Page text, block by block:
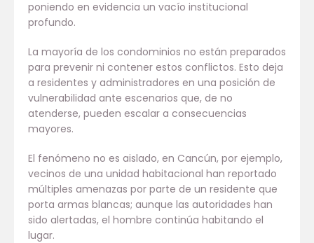
poniendo en evidencia un vacío institucional
profundo.
La mayoría de los condominios no están preparados
para prevenir ni contener estos conflictos. Esto deja
a residentes y administradores en una posición de
vulnerabilidad ante escenarios que, de no
atenderse, pueden escalar a consecuencias
mayores.
El fenómeno no es aislado, en Cancún, por ejemplo,
vecinos de una unidad habitacional han reportado
múltiples amenazas por parte de un residente que
porta armas blancas; aunque las autoridades han
sido alertadas, el hombre continúa habitando el
lugar.